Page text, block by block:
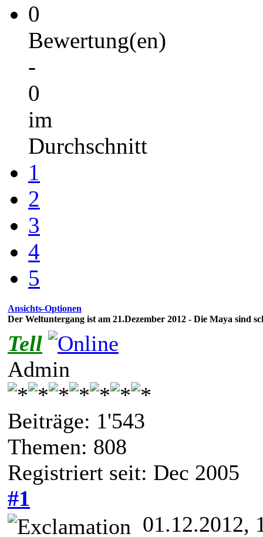
0
Bewertung(en)
-
0
im
Durchschnitt
1
2
3
4
5
Ansichts-Optionen
Der Weltuntergang ist am 21.Dezember 2012 - Die Maya sind
Tell
Admin
Beiträge: 1'543
Themen: 808
Registriert seit: Dec 2005
#1
01.12.2012,